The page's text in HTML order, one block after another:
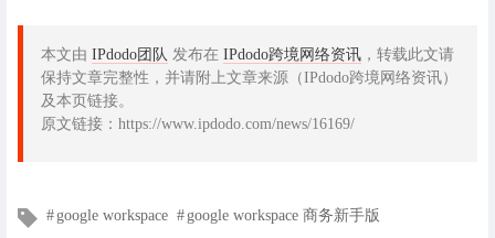
本文由 IPdodo团队 发布在 IPdodo跨境网络资讯 ，转载此文请
保持文章完整性，并请附上文章来源（IPdodo跨境网络资讯）
及本页链接。
原文链接：https://www.ipdodo.com/news/16169/
文 google workspace google workspace 商务新手版